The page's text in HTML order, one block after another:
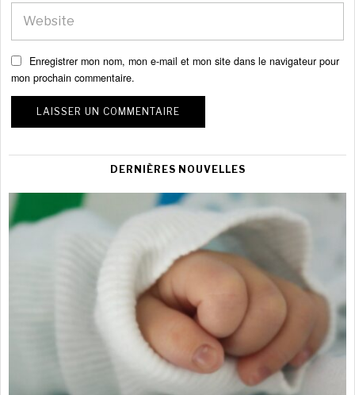
Enregistrer mon nom, mon e-mail et mon site dans le navigateur pour
mon prochain commentaire.
DERNIÈRES NOUVELLES